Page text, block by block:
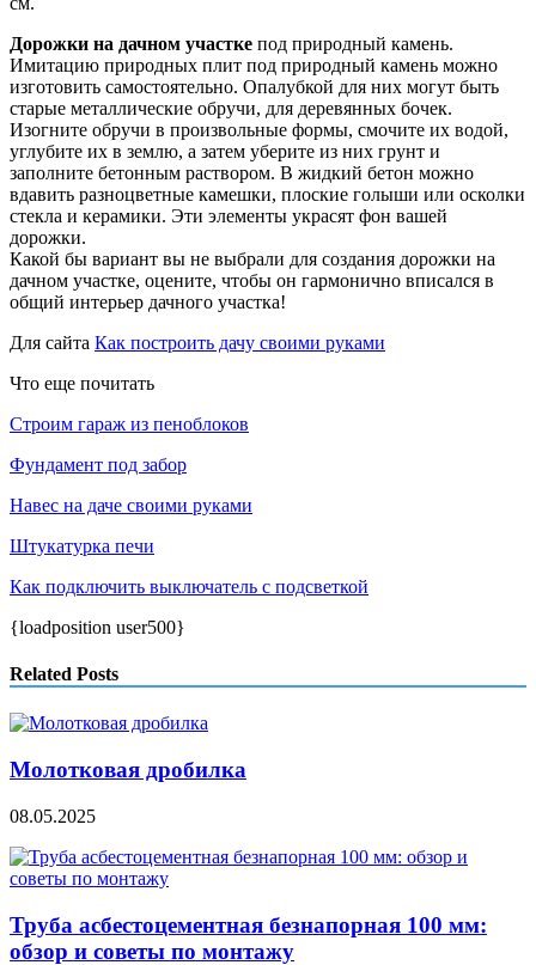
Дорожки на дачном участке под природный камень.
Имитацию природных плит под природный камень можно
изготовить самостоятельно. Опалубкой для них могут быть
старые металлические обручи, для деревянных бочек.
Изогните обручи в произвольные формы, смочите их водой,
углубите их в землю, а затем уберите из них грунт и
заполните бетонным раствором. В жидкий бетон можно
вдавить разноцветные камешки, плоские голыши или осколки
стекла и керамики. Эти элементы украсят фон вашей
дорожки.
Какой бы вариант вы не выбрали для создания дорожки на
дачном участке, оцените, чтобы он гармонично вписался в
общий интерьер дачного участка!
Для сайта Как построить дачу своими руками
Что еще почитать
Строим гараж из пеноблоков
Фундамент под забор
Навес на даче своими руками
Штукатурка печи
Как подключить выключатель с подсветкой
{loadposition user500}
Related Posts
Молотковая дробилка
08.05.2025
Труба асбестоцементная безнапорная 100 мм:
обзор и советы по монтажу